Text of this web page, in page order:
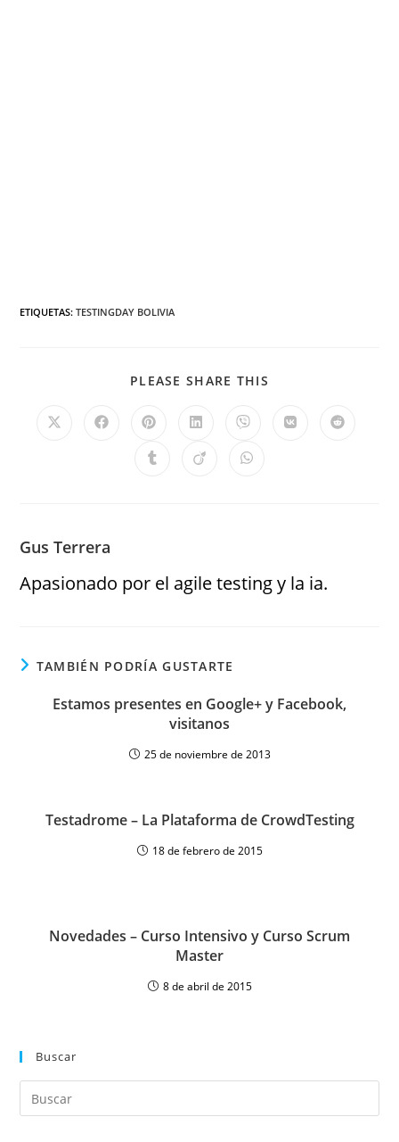
ETIQUETAS:TESTINGDAY BOLIVIA
PLEASE SHARE THIS
Gus Terrera
Apasionado por el agile testing y la ia.
TAMBIÉN PODRÍA GUSTARTE
Estamos presentes en Google+ y Facebook,
visitanos
25 de noviembre de 2013
Testadrome – La Plataforma de CrowdTesting
18 de febrero de 2015
Novedades – Curso Intensivo y Curso Scrum
Master
8 de abril de 2015
Buscar